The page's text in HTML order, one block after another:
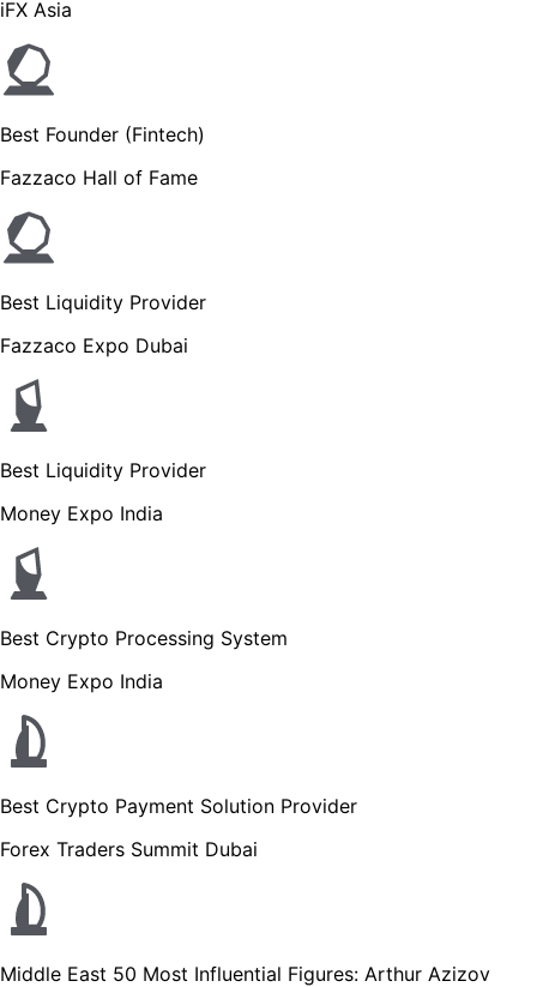
iFX Asia
Best Founder (Fintech)
Fazzaco Hall of Fame
Best Liquidity Provider
Fazzaco Expo Dubai
Best Liquidity Provider
Money Expo India
Best Crypto Processing System
Money Expo India
Best Crypto Payment Solution Provider
Forex Traders Summit Dubai
Middle East 50 Most Influential Figures: Arthur Azizov